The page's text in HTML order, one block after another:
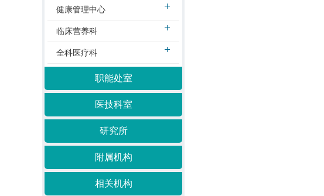
健康管理中心
临床营养科
全科医疗科
职能处室
医技科室
研究所
附属机构
相关机构